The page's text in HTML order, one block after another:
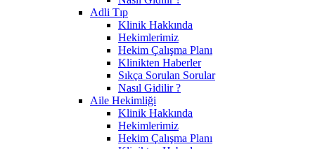
Adli Tıp
Klinik Hakkında
Hekimlerimiz
Hekim Çalışma Planı
Klinikten Haberler
Sıkça Sorulan Sorular
Nasıl Gidilir ?
Aile Hekimliği
Klinik Hakkında
Hekimlerimiz
Hekim Çalışma Planı